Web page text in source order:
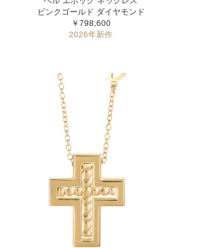
ピンクゴールド ダイヤモンド
￥798,600
2026年新作